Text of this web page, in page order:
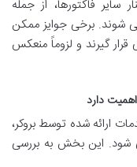
سایر فاکتورها، از جمله
شوند. برخی جوایز ممکن
گیرند و لزوماً منعکس
دارد
ارائه شده توسط بروکر،
شود. این بخش به بررسی